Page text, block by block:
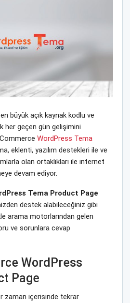
büyük açık kaynak kodlu ve
her geçen gün gelişimini
WordPress Tema
eklenti, yazılım destekleri ile ve
olan ortaklıkları ile internet
devam ediyor.
Tema Product Page
destek alabileceğiniz gibi
arama motorlarından gelen
ve sorunlara cevap
WordPress
Page
zaman içerisinde tekrar